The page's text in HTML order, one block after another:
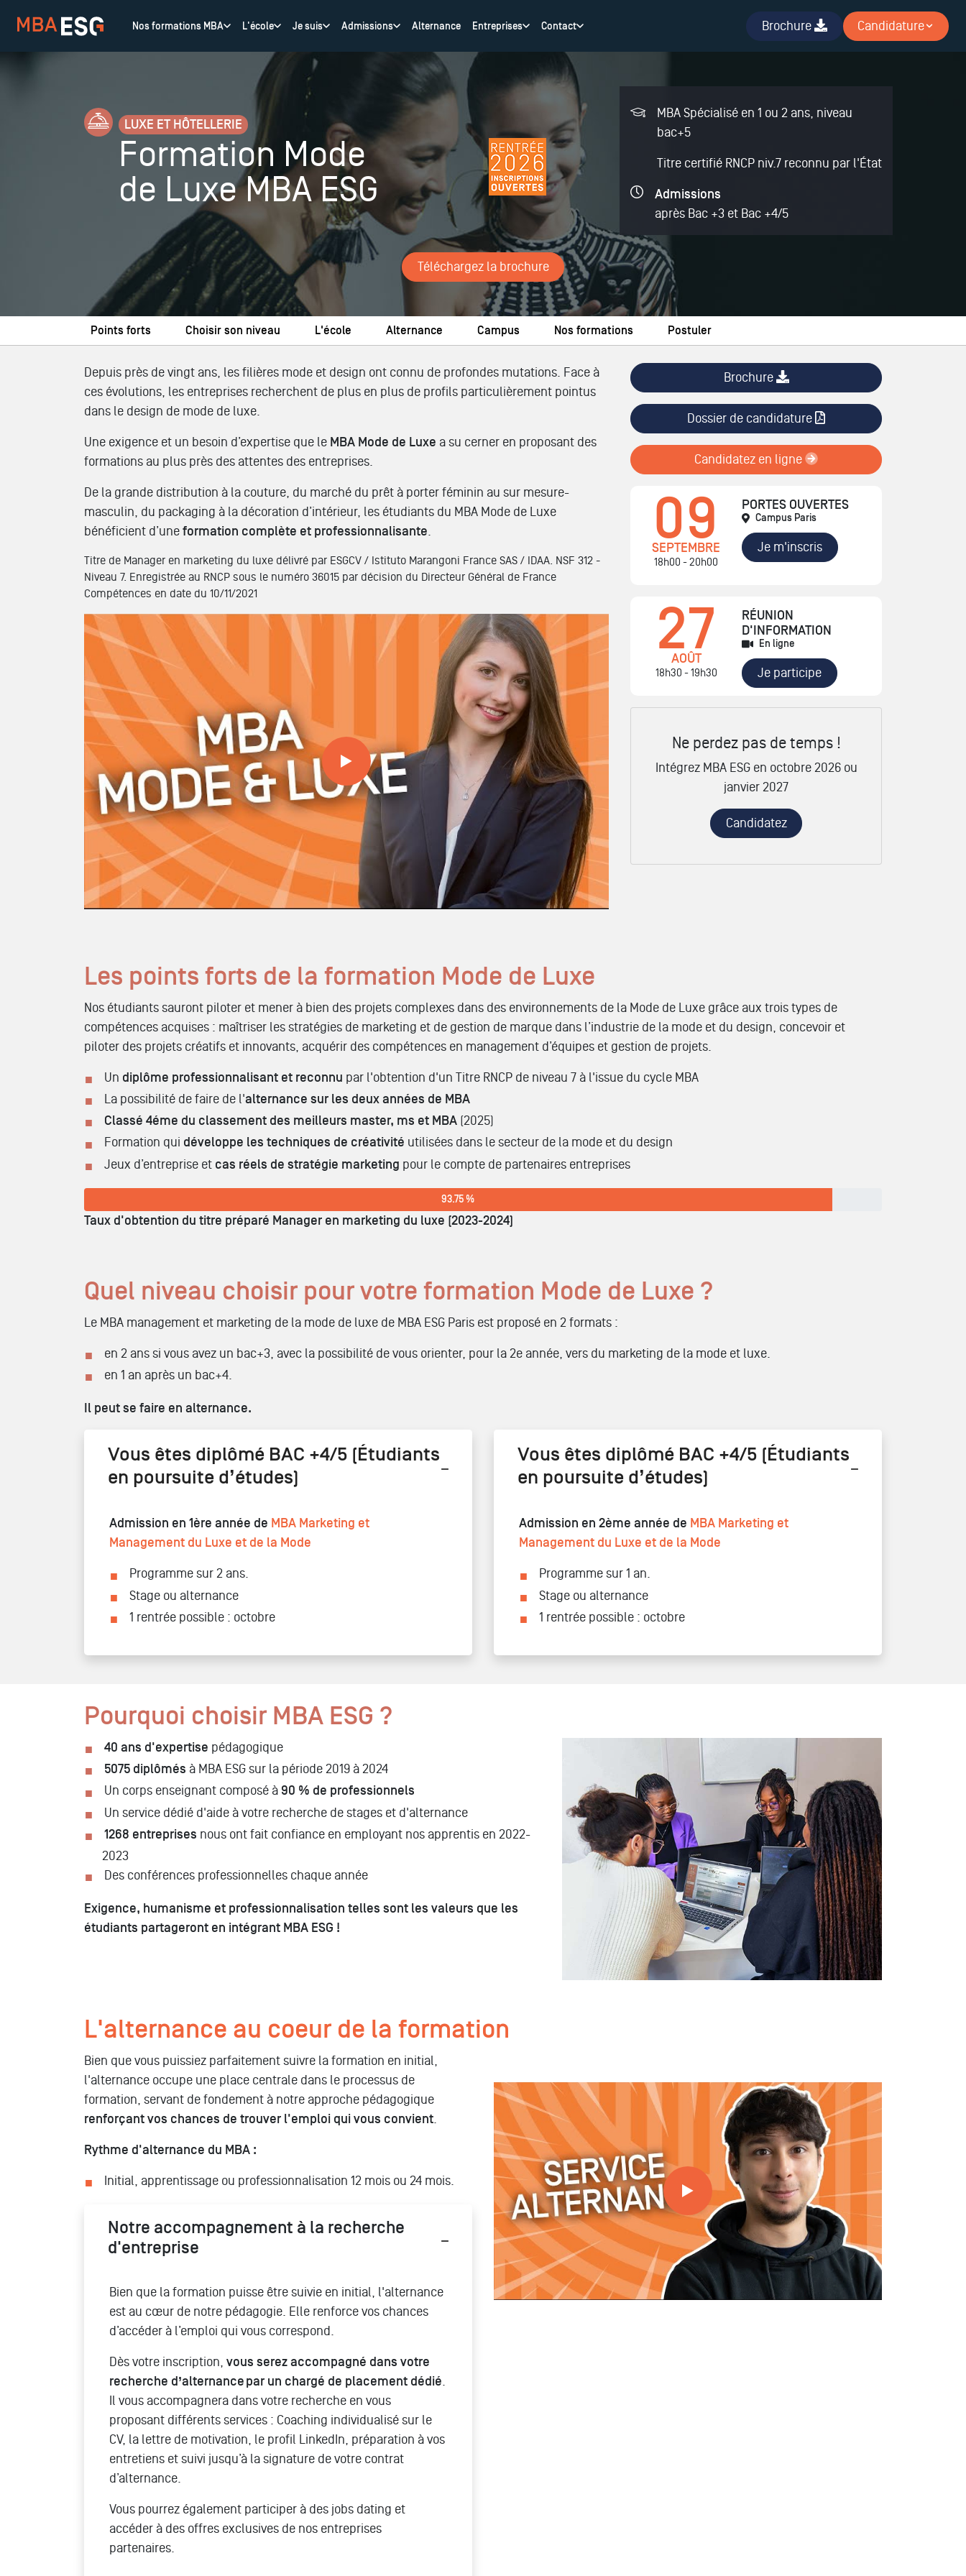
LUXE ET HÔTELLERIE
Formation Mode
de Luxe MBA ESG
MBA Spécialisé en 1 ou 2 ans, niveau
bac+5
Titre certifié RNCP niv.7 reconnu par l'État
Admissions
après Bac +3 et Bac +4/5
Téléchargez la brochure
Points forts Choisir son niveau L'école Alternance Campus Nos formations Postuler
Depuis près de vingt ans, les filières mode et design ont connu de profondes mutations. Face à
ces évolutions, les entreprises recherchent de plus en plus de profils particulièrement pointus
dans le design de mode de luxe.
Une exigence et un besoin d’expertise que le MBA Mode de Luxe a su cerner en proposant des
formations au plus près des attentes des entreprises.
De la grande distribution à la couture, du marché du prêt à porter féminin au sur mesure-
masculin, du packaging à la décoration d’intérieur, les étudiants du MBA Mode de Luxe
bénéficient d’une formation complète et professionnalisante.
Titre de Manager en marketing du luxe délivré par ESGCV / Istituto Marangoni France SAS / IDAA. NSF 312 -
Niveau 7. Enregistrée au RNCP sous le numéro 36015 par décision du Directeur Général de France
Compétences en date du 10/11/2021
Tout savoir sur les formations // MBA MODE & LUXE
Brochure
Dossier de candidature
Candidatez en ligne
09
SEPTEMBRE
18h00 - 20h00
PORTES OUVERTES
Campus Paris
Je m'inscris
27
AOÛT
18h30 - 19h30
RÉUNION
D'INFORMATION
En ligne
Je participe
Ne perdez pas de temps !
Intégrez MBA ESG en octobre 2026 ou
janvier 2027
Candidatez
Les points forts de la formation Mode de Luxe
Nos étudiants sauront piloter et mener à bien des projets complexes dans des environnements de la Mode de Luxe grâce aux trois types de
compétences acquises : maîtriser les stratégies de marketing et de gestion de marque dans l’industrie de la mode et du design, concevoir et
piloter des projets créatifs et innovants, acquérir des compétences en management d’équipes et gestion de projets.
Un diplôme professionnalisant et reconnu par l'obtention d'un Titre RNCP de niveau 7 à l'issue du cycle MBA
La possibilité de faire de l'alternance sur les deux années de MBA
Classé 4éme du classement des meilleurs master, ms et MBA (2025)
Formation qui développe les techniques de créativité utilisées dans le secteur de la mode et du design
Jeux d’entreprise et cas réels de stratégie marketing pour le compte de partenaires entreprises
93.75 %
Taux d'obtention du titre préparé Manager en marketing du luxe (2023-2024)
Quel niveau choisir pour votre formation Mode de Luxe ?
Le MBA management et marketing de la mode de luxe de MBA ESG Paris est proposé en 2 formats :
en 2 ans si vous avez un bac+3, avec la possibilité de vous orienter, pour la 2e année, vers du marketing de la mode et luxe.
en 1 an après un bac+4.
Il peut se faire en alternance.
Vous êtes diplômé BAC +4/5 (Étudiants
en poursuite d’études)
Admission en 1ère année de MBA Marketing et
Management du Luxe et de la Mode
Programme sur 2 ans.
Stage ou alternance
1 rentrée possible : octobre
Vous êtes diplômé BAC +4/5 (Étudiants
en poursuite d’études)
Admission en 2ème année de MBA Marketing et
Management du Luxe et de la Mode
Programme sur 1 an.
Stage ou alternance
1 rentrée possible : octobre
Pourquoi choisir MBA ESG ?
40 ans d'expertise pédagogique
5075 diplômés à MBA ESG sur la période 2019 à 2024
Un corps enseignant composé à 90 % de professionnels
Un service dédié d'aide à votre recherche de stages et d'alternance
1268 entreprises nous ont fait confiance en employant nos apprentis en 2022-
2023
Des conférences professionnelles chaque année
Exigence, humanisme et professionnalisation telles sont les valeurs que les
étudiants partageront en intégrant MBA ESG !
L'alternance au coeur de la formation
Bien que vous puissiez parfaitement suivre la formation en initial,
l'alternance occupe une place centrale dans le processus de
formation, servant de fondement à notre approche pédagogique
renforçant vos chances de trouver l'emploi qui vous convient
Rythme d'alternance du MBA :
Initial, apprentissage ou professionnalisation 12 mois ou 24 mois.
Notre accompagnement à la recherche
d'entreprise
Bien que la formation puisse être suivie en initial, l'alternance
est au cœur de notre pédagogie. Elle renforce vos chances
d’accéder à l’emploi qui vous correspond.
Dès votre inscription, vous serez accompagné dans votre
recherche d’alternance par un chargé de placement dédié
Il vous accompagnera dans votre recherche en vous
proposant différents services : Coaching individualisé sur le
CV, la lettre de motivation, le profil LinkedIn, préparation à vos
entretiens et suivi jusqu’à la signature de votre contrat
d’alternance.
Vous pourrez également participer à des jobs dating et
accéder à des offres exclusives de nos entreprises
partenaires.
Tout savoir sur le service alternance à MBA ESG avec Pierre
Nos formations MBA L'école Je suis Admissions Alternance Entreprises Contact Brochure Candidature